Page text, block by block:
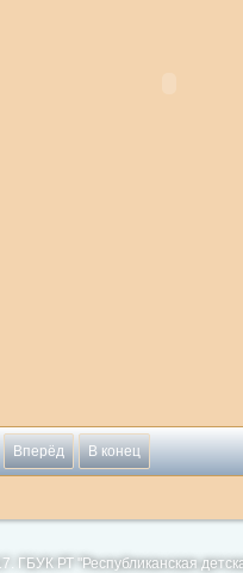
Вперёд В конец
ГБУК РТ "Республиканская